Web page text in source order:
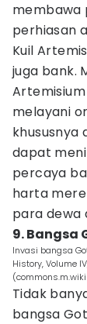
membawa
perhiasan
Kuil
juga bank.
melayani
khususnya
dapat
percaya
harta
para dewa
9. Bangsa
Invasi bangsa
History, Volume
Tidak
bangsa